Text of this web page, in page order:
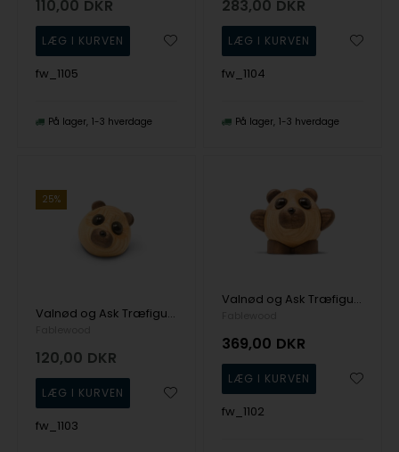
110,00 DKR
fw_1105
På lager 1-3 hverdage
283,00 DKR
fw_1104
På lager 1-3 hverdage
25%
Valnød og Ask Træfigur Pick-Me-Up's fra Fablewood
120,00 DKR
fw_1103
Valnød og Ask Træfigur Pick-Me-Up's fra Fablewood
369,00 DKR
fw_1102